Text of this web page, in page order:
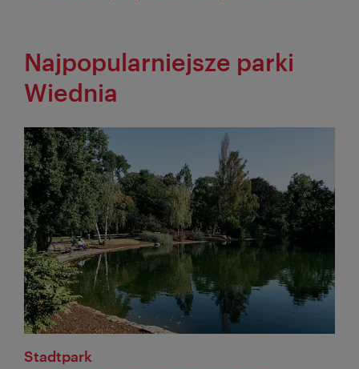
Najpopularniejsze parki
Wiednia
Stadtpark